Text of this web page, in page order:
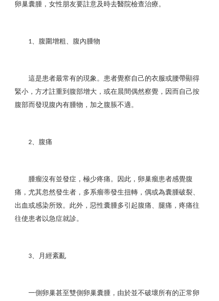
卵巢囊腫，女性朋友要註意及時去醫院檢查治療。
1、腹圍增粗、腹內腫物
這是患者最常有的現象。患者覺察自己的衣服或腰帶顯得
緊小，方才註重到腹部增大，或在晨間偶然察覺，因而自己按
腹部而發現腹內有腫物，加之腹脹不適。
2、腹痛
腫瘤沒有並發症，極少疼痛。因此，卵巢瘤患者感覺腹
痛，尤其忽然發生者，多系瘤蒂發生扭轉，偶或為囊腫破裂、
出血或感染所致。此外，惡性囊腫多引起腹痛、腿痛，疼痛往
往使患者以急症就診。
3、月經紊亂
一側卵巢甚至雙側卵巢囊腫，由於並不破壞所有的正常卵